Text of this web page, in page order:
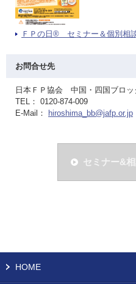
ＦＰの日® セミナー＆個別相
お問合せ先
日本ＦＰ協会 中国・四国ブロッ
TEL： 0120-874-009
E-Mail：
hiroshima_bb@jafp.or.jp
セミナー&
HOME